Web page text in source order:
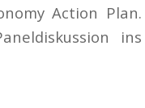
Action Plan.
ins